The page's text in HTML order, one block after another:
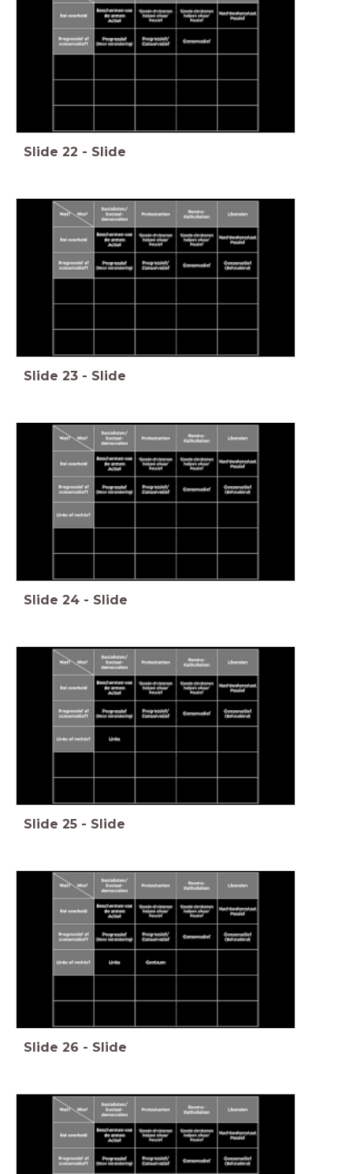
Slide 22 - Slide
Slide 23 - Slide
Slide 24 - Slide
Slide 25 - Slide
Slide 26 - Slide